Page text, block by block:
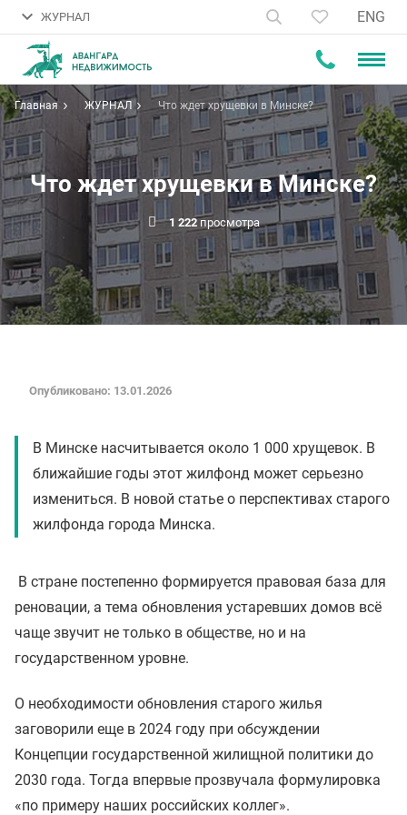
ЖУРНАЛ ENG
Главная ЖУРНАЛ Что ждет хрущевки в Минске?
Что ждет хрущевки в Минске?
1 222просмотра
Опубликовано: 13.01.2026
В Минске насчитывается около 1 000 хрущевок. В
ближайшие годы этот жилфонд может серьезно
измениться. В новой статье о перспективах старого
жилфонда города Минска.
В стране постепенно формируется правовая база для
реновации, а тема обновления устаревших домов всё
чаще звучит не только в обществе, но и на
государственном уровне.
О необходимости обновления старого жилья
заговорили еще в 2024 году при обсуждении
Концепции государственной жилищной политики до
2030 года. Тогда впервые прозвучала формулировка
«по примеру наших российских коллег».